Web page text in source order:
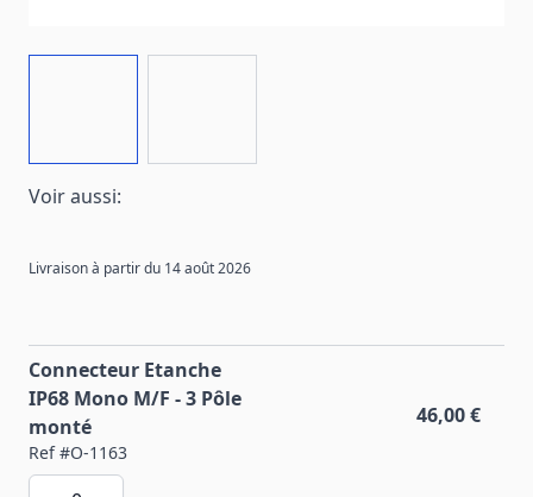
Voir aussi:
Livraison à partir du 14 août 2026
Connecteur Etanche
IP68 Mono M/F - 3 Pôle
monté
Ref #O-1163
46,00 €